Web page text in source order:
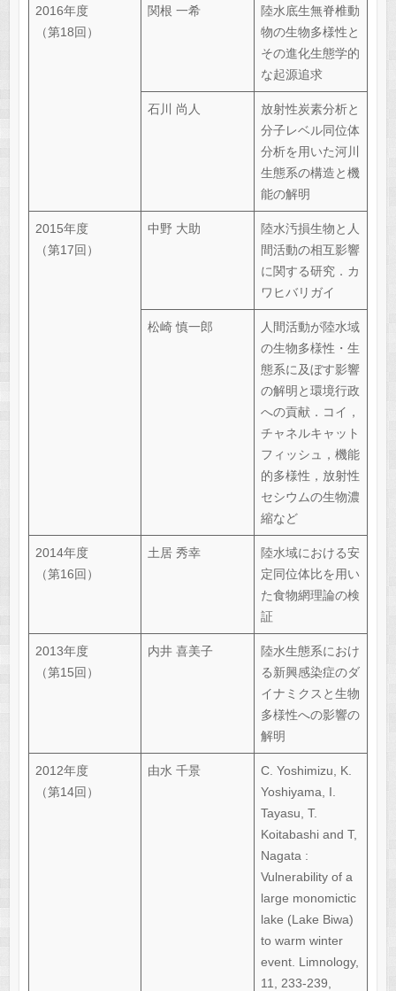
2016年度
（第18回）
関根 一希
陸水底生無脊椎動
物の生物多様性と
その進化生態学的
な起源追求
石川 尚人
放射性炭素分析と
分子レベル同位体
分析を用いた河川
生態系の構造と機
能の解明
2015年度
（第17回）
中野 大助
陸水汚損生物と人
間活動の相互影響
に関する研究．カ
ワヒバリガイ
松崎 慎一郎
人間活動が陸水域
の生物多様性・生
態系に及ぼす影響
の解明と環境行政
への貢献．コイ，
チャネルキャット
フィッシュ，機能
的多様性，放射性
セシウムの生物濃
縮など
2014年度
（第16回）
土居 秀幸
陸水域における安
定同位体比を用い
た食物網理論の検
証
2013年度
（第15回）
内井 喜美子
陸水生態系におけ
る新興感染症のダ
イナミクスと生物
多様性への影響の
解明
2012年度
（第14回）
由水 千景
C. Yoshimizu, K.
Yoshiyama, I.
Tayasu, T.
Koitabashi and T,
Nagata :
Vulnerability of a
large monomictic
lake (Lake Biwa)
to warm winter
event. Limnology,
11, 233-239,